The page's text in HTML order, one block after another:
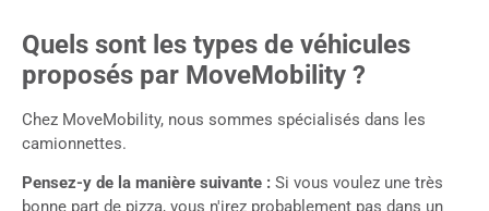
Quels sont les types de véhicules
proposés par MoveMobility ?
Chez MoveMobility, nous sommes spécialisés dans les
camionnettes.
Pensez-y de la manière suivante : Si vous voulez une très
bonne part de pizza, vous n'irez probablement pas dans un